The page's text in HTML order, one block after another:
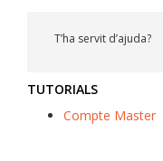
T’ha servit d’ajuda?
TUTORIALS
Compte Master